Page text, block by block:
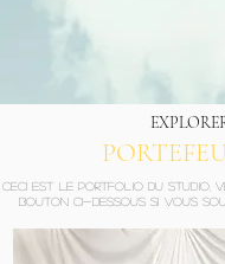
Ceci est le PORTFOLIO du
bouton ci-dessous si vous